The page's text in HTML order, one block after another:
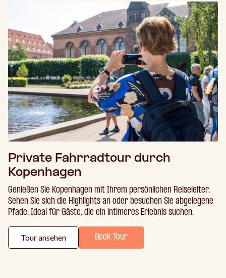
Private Fahrradtour durch
Kopenhagen
Genießen Sie Kopenhagen mit Ihrem persönlichen Reiseleiter.
Sehen Sie sich die Highlights an oder besuchen Sie abgelegene
Pfade. Ideal für Gäste, die ein intimeres Erlebnis suchen.
Tour ansehen Book Tour